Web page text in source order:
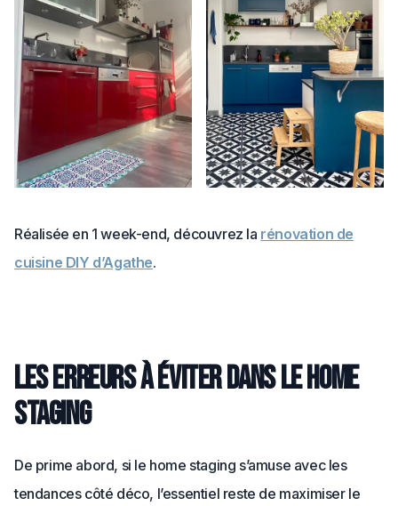
Réalisée en 1 week-end, découvrez la rénovation de
cuisine DIY d’Agathe.
Les erreurs à éviter dans le home
staging
De prime abord, si le home staging s’amuse avec les
tendances côté déco, l’essentiel reste de maximiser le